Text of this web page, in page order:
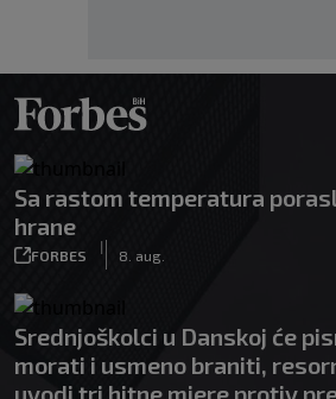
Sa rastom temperatura
hrane
FORBES
|
8. aug.
Srednjoškolci u Danskoj će
morati i usmeno braniti,
uvodi tri hitne mjere protiv